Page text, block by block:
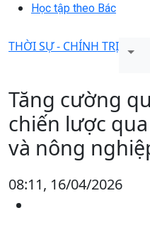
Học tập theo Bác
THỜI SỰ - CHÍNH TRỊ
Tăng cường
chiến lược
và nông
08:11, 16/04/2026